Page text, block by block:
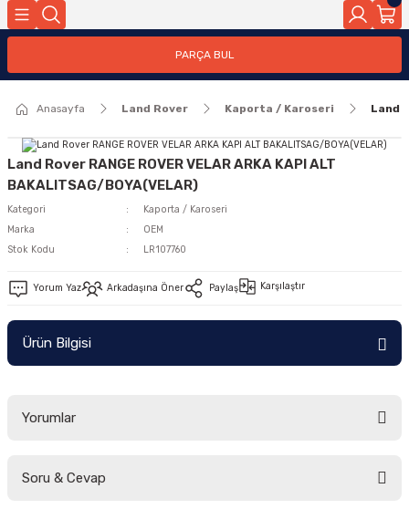
PARÇA BUL
Anasayfa Land Rover Kaporta / Karoseri Land
Land Rover RANGE ROVER VELAR ARKA KAPI ALT
BAKALITSAG/BOYA(VELAR)
Kategori
Kaporta / Karoseri
Marka
OEM
Stok Kodu
LR107760
Yorum Yaz Arkadaşına Öner Paylaş Karşılaştır
Ürün Bilgisi
Yorumlar
Soru & Cevap